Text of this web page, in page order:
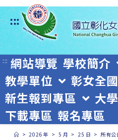
跳
轉
至
主
要
內
容
:::
::: 網站導覽 學校簡介
教學單位
彰女全
新生報到專區
大
下載專區 報名專區
> 2026 年 > 5 月 > 25 日 > 所有公